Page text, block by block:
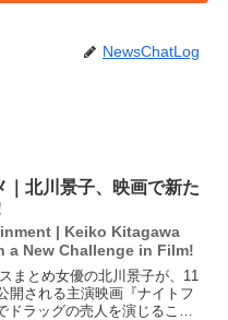
NewsChatLog
｜北川景子、映画で新た
| Keiko Kitagawa
a New Challenge in Film!
まとめ女優の北川景子が、11
開される主演映画『ナイトフ
ドラッグの売人を演じること